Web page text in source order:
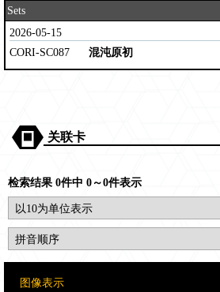
Sets
2026-05-15
CORI-SC087
混沌原初
关联卡
检索结果 0件中 0～0件表示